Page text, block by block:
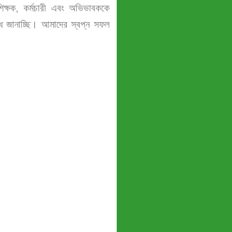
কর্মচারী এবং অভিভাবককে
জানাচ্ছি। আমাদের স্বপ্ন সফল